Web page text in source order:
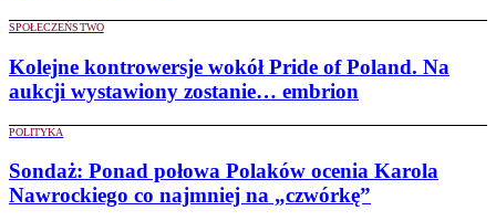
SPOŁECZEŃSTWO
Kolejne kontrowersje wokół Pride of Poland. Na
aukcji wystawiony zostanie… embrion
POLITYKA
Sondaż: Ponad połowa Polaków ocenia Karola
Nawrockiego co najmniej na „czwórkę”